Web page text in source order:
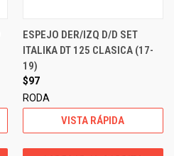
ESPEJO DER/IZQ D/D SET
ITALIKA DT 125 CLASICA (17-
19)
$97
RODA
VISTA RÁPIDA